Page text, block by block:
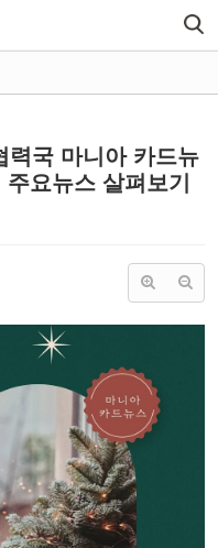
력국 마니아 카드뉴
요뉴스 살펴보기